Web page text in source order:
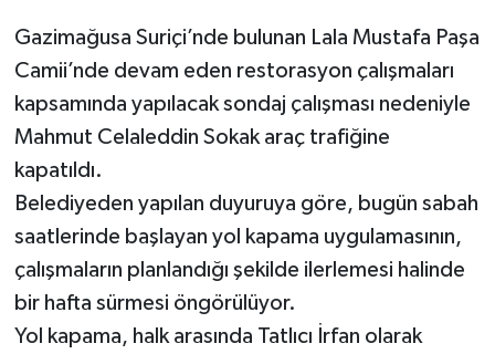
Gazimağusa Suriçi’nde bulunan Lala Mustafa Paşa
Camii’nde devam eden restorasyon çalışmaları
kapsamında yapılacak sondaj çalışması nedeniyle
Mahmut Celaleddin Sokak araç trafiğine
kapatıldı.
Belediyeden yapılan duyuruya göre, bugün sabah
saatlerinde başlayan yol kapama uygulamasının,
çalışmaların planlandığı şekilde ilerlemesi halinde
bir hafta sürmesi öngörülüyor.
Yol kapama, halk arasında Tatlıcı İrfan olarak